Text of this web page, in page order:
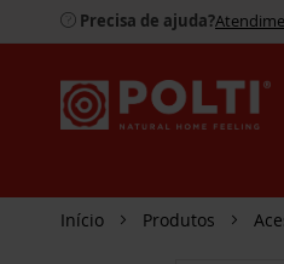
Precisa de ajuda?
Início Produtos